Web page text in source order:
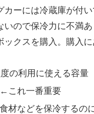
カーには冷蔵庫が付
いので保冷力に不満
ックスを購入。購入
の利用に使える容量
これ一番重要
材などを保冷するの